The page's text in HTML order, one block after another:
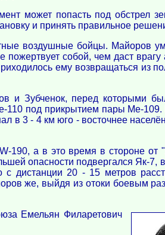
может попасть под обстрел
и принять правильное
воздушные бойцы. Майоров
собой, чем даст врагу
ему возвращаться из
Зубченок, перед которыми
110 под прикрытием пары Ме-
в 3 - 4 км юго - восточнее
а в это время в стороне от
опасности подвергался Як-7, в
дистанции 20 - 15 метров
же, выйдя из отоки боевым
Емельян Филаретович